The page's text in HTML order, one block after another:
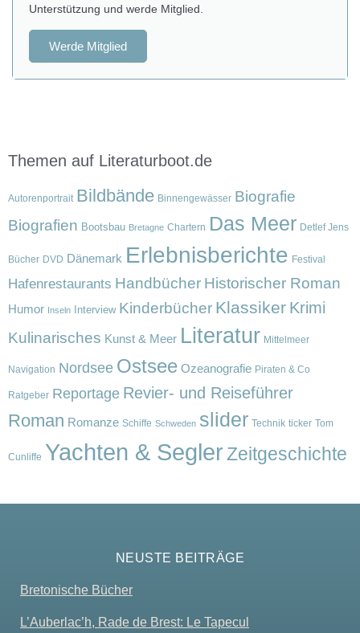
Unterstützung und werde Mitglied.
Werde Mitglied
Themen auf Literaturboot.de
Autorenportrait Bildbände Binnengewässer Biografie
Biografien Bootsbau Bretagne Chartern Das Meer Detlef Jens
Bücher DVD Dänemark Erlebnisberichte Festival
Hafenrestaurants Handbücher Historischer Roman
Humor Inseln Interview Kinderbücher Klassiker Krimi
Kulinarisches Kunst & Meer Literatur Mittelmeer
Navigation Nordsee Ostsee Ozeanografie Piraten & Co
Ratgeber Reportage Revier- und Reiseführer
Roman Romanze Schiffe Schweden slider Technik ticker Tom
Cunliffe Yachten & SeglerZeitgeschichte
NEUSTE BEITRÄGE
Bretonische Bücher
L’Auberlac’h, Rade de Brest: Le Tapecul